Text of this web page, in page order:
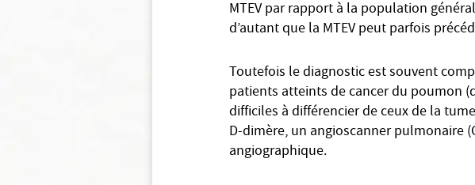
MTEV par rapport à la population
d’autant que la MTEV peut parfois
Toutefois le diagnostic est souvent
patients atteints de cancer du poumon
difficiles à différencier de ceux de la
D-dimère, un angioscanner pulmonaire
angiographique.